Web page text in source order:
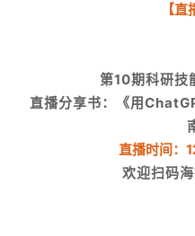
【直
第10期科研技
直播分享书：《用
直播时间：
欢迎扫码